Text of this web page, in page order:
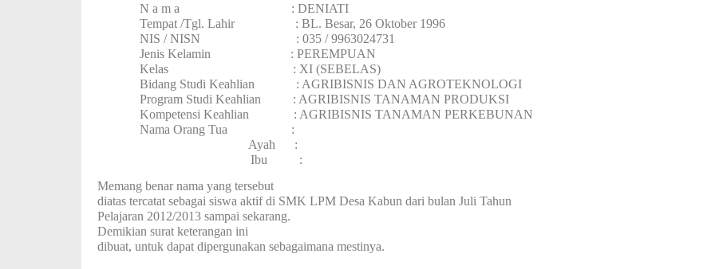
N a m a : DENIATI
Tempat /Tgl. Lahir : BL. Besar, 26 Oktober 1996
NIS / NISN : 035 / 9963024731
Jenis Kelamin : PEREMPUAN
Kelas : XI (SEBELAS)
Bidang Studi Keahlian : AGRIBISNIS DAN AGROTEKNOLOGI
Program Studi Keahlian : AGRIBISNIS TANAMAN PRODUKSI
Kompetensi Keahlian : AGRIBISNIS TANAMAN PERKEBUNAN
Nama Orang Tua :
Ayah :
Ibu :
Memang benar nama yang tersebut
diatas tercatat sebagai siswa aktif di SMK LPM Desa Kabun dari bulan Juli Tahun
Pelajaran 2012/2013 sampai sekarang.
Demikian surat keterangan ini
dibuat, untuk dapat dipergunakan sebagaimana mestinya.